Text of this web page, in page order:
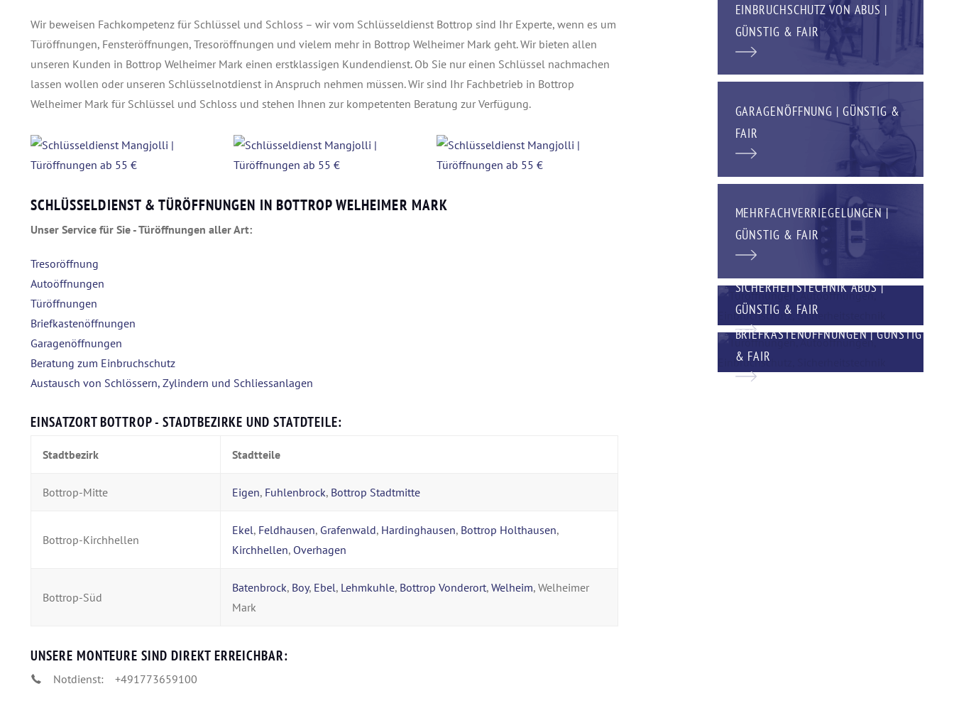
Wir beweisen Fachkompetenz für Schlüssel und Schloss – wir vom Schlüsseldienst Bottrop sind Ihr Experte, wenn es um
Türöffnungen, Fensteröffnungen, Tresoröffnungen und vielem mehr in Bottrop Welheimer Mark geht. Wir bieten allen
unseren Kunden in Bottrop Welheimer Mark einen erstklassigen Kundendienst. Ob Sie nur einen Schlüssel nachmachen
lassen wollen oder unseren Schlüsselnotdienst in Anspruch nehmen müssen. Wir sind Ihr Fachbetrieb in Bottrop
Welheimer Mark für Schlüssel und Schloss und stehen Ihnen zur kompetenten Beratung zur Verfügung.
SCHLÜSSELDIENST & TÜRÖFFNUNGEN IN BOTTROP WELHEIMER MARK
Unser Service für Sie - Türöffnungen aller Art:
Tresoröffnung
Autoöffnungen
Türöffnungen
Briefkastenöffnungen
Garagenöffnungen
Beratung zum Einbruchschutz
Austausch von Schlössern, Zylindern und Schliessanlagen
EINSATZORT BOTTROP - STADTBEZIRKE UND STATDTEILE:
Stadtbezirk Stadtteile
Bottrop-Mitte Eigen, Fuhlenbrock, Bottrop Stadtmitte
Bottrop-Kirchhellen
Ekel, Feldhausen, Grafenwald, Hardinghausen, Bottrop Holthausen,
Kirchhellen, Overhagen
Bottrop-Süd
Batenbrock, Boy, Ebel, Lehmkuhle, Bottrop Vonderort, Welheim, Welheimer
Mark
UNSERE MONTEURE SIND DIREKT ERREICHBAR:
Notdienst: +491773659100
EINBRUCHSCHUTZ VON ABUS |
GÜNSTIG & FAIR
GARAGENÖFFNUNG | GÜNSTIG &
FAIR
MEHRFACHVERRIEGELUNGEN |
GÜNSTIG & FAIR
SICHERHEITSTECHNIK ABUS |
GÜNSTIG & FAIR
BRIEFKASTENÖFFNUNGEN | GÜNSTIG
& FAIR